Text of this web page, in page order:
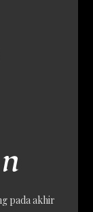
pada akhir